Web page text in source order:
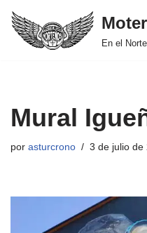
Saltar
En el
Mural
por asturcrono 3 de julio de